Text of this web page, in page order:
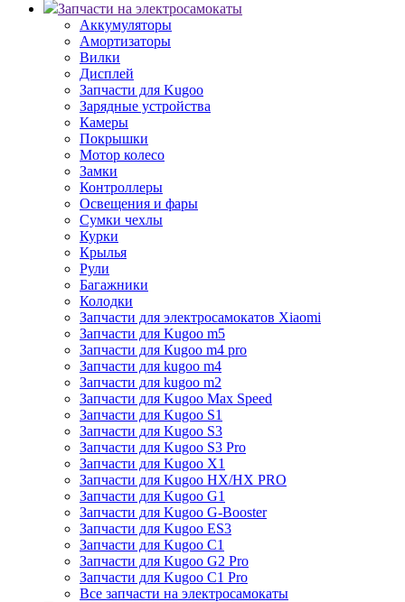
Запчасти на электросамокаты
Аккумуляторы
Амортизаторы
Вилки
Дисплей
Запчасти для Kugoo
Зарядные устройства
Камеры
Покрышки
Мотор колесо
Замки
Контроллеры
Освещения и фары
Сумки чехлы
Курки
Крылья
Рули
Багажники
Колодки
Запчасти для электросамокатов Xiaomi
Запчасти для Kugoo m5
Запчасти для Кugoo m4 pro
Запчасти для kugoo m4
Запчасти для kugoo m2
Запчасти для Kugoo Max Speed
Запчасти для Kugoo S1
Запчасти для Kugoo S3
Запчасти для Kugoo S3 Pro
Запчасти для Kugoo X1
Запчасти для Kugoo HX/HX PRO
Запчасти для Kugoo G1
Запчасти для Kugoo G-Booster
Запчасти для Kugoo ES3
Запчасти для Kugoo C1
Запчасти для Kugoo G2 Pro
Запчасти для Kugoo C1 Pro
Все запчасти на электросамокаты